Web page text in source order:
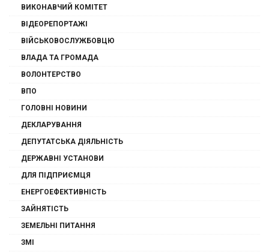
ВИКОНАВЧИЙ КОМІТЕТ
ВІДЕОРЕПОРТАЖІ
ВІЙСЬКОВОСЛУЖБОВЦЮ
ВЛАДА ТА ГРОМАДА
ВОЛОНТЕРСТВО
ВПО
ГОЛОВНІ НОВИНИ
ДЕКЛАРУВАННЯ
ДЕПУТАТСЬКА ДІЯЛЬНІСТЬ
ДЕРЖАВНІ УСТАНОВИ
ДЛЯ ПІДПРИЄМЦЯ
ЕНЕРГОЕФЕКТИВНІСТЬ
ЗАЙНЯТІСТЬ
ЗЕМЕЛЬНІ ПИТАННЯ
ЗМІ